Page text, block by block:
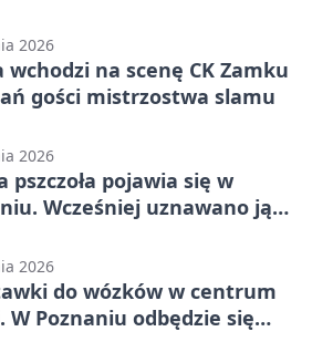
2026
wchodzi na scenę CK Zamku
gości mistrzostwa slamu
2026
pszczoła pojawia się w
Wcześniej uznawano ją
2026
do wózków w centrum
W Poznaniu odbędzie się